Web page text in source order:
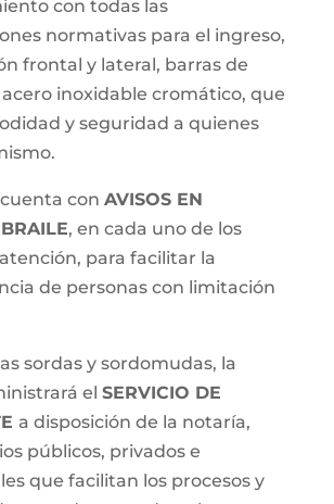
con todas las
normativas para el ingreso,
frontal y lateral, barras de
inoxidable cromático, que
y seguridad a quienes
con AVISOS EN
, en cada uno de los
para facilitar la
de personas con limitación
sordas y sordomudas, la
el SERVICIO DE
a disposición de la notaría,
públicos, privados e
que facilitan los procesos y